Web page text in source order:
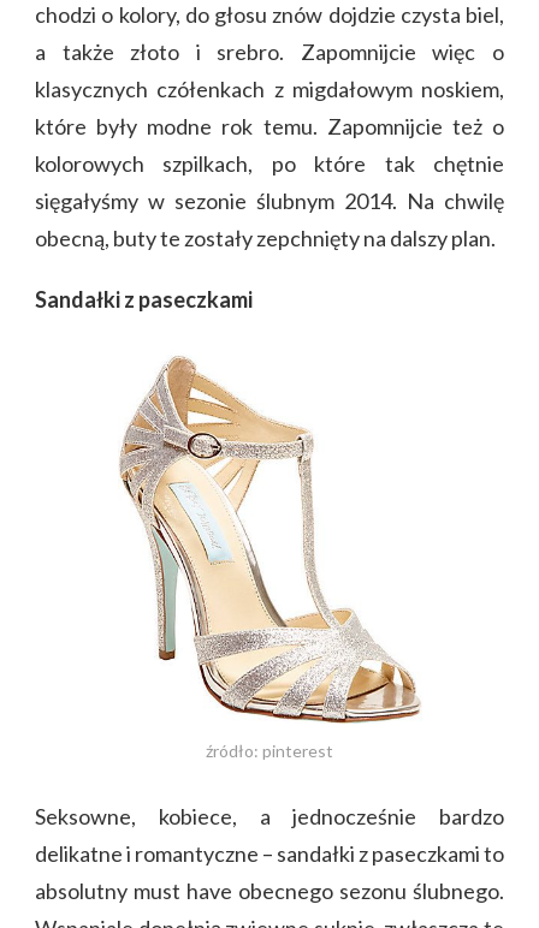
chodzi o kolory, do głosu znów dojdzie czysta biel,
a także złoto i srebro. Zapomnijcie więc o
klasycznych czółenkach z migdałowym noskiem,
które były modne rok temu. Zapomnijcie też o
kolorowych szpilkach, po które tak chętnie
sięgałyśmy w sezonie ślubnym 2014. Na chwilę
obecną, buty te zostały zepchnięty na dalszy plan.
Sandałki z paseczkami
źródło: pinterest
Seksowne, kobiece, a jednocześnie bardzo
delikatne i romantyczne – sandałki z paseczkami to
absolutny must have obecnego sezonu ślubnego.